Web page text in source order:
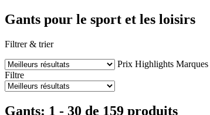
Gants pour le sport et les loisirs
Filtrer & trier
Prix Highlights Marques
Filtre
Gants: 1 - 30 de 159 produits